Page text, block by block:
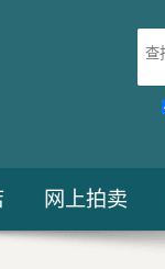
网上拍卖